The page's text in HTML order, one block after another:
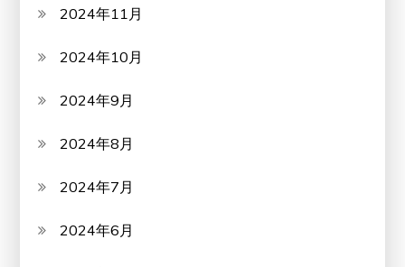
2024年11月
2024年10月
2024年9月
2024年8月
2024年7月
2024年6月